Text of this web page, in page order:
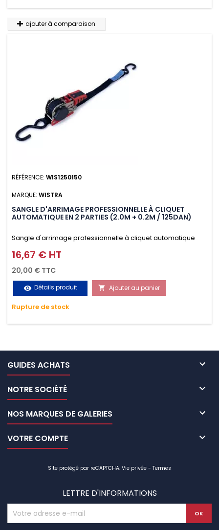
ajouter à comparaison
RÉFÉRENCE: WIS1250150
MARQUE: WISTRA
SANGLE D'ARRIMAGE PROFESSIONNELLE À CLIQUET
AUTOMATIQUE EN 2 PARTIES (2.0M + 0.2M / 125DAN)
Sangle d'arrimage professionnelle à cliquet automatique
avec crochet S en 2 parties (2.0M + 0.2M / 125daN), simple et
rapide d'utilisation. Permet d'arrimer et de sécuriser
vos chargements pendant le transport. Matière polyester
très résistante aux UV et aux variations de températures,
n'absorbe pas l'eau.
Prix
16,67 € HT
20,00 € TTC
visibility Détails produit  Ajouter au panier
Rupture de stock
GUIDES ACHATS 
NOTRE SOCIÉTÉ 
NOS MARQUES DE GALERIES 
VOTRE COMPTE 
Site protégé par reCAPTCHA. Vie privée - Termes
LETTRE D'INFORMATIONS